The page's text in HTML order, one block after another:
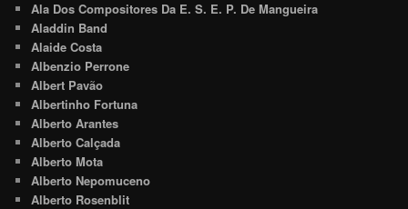
Ala Dos Compositores Da E. S. E. P. De Mangueira
Aladdin Band
Alaide Costa
Albenzio Perrone
Albert Pavão
Albertinho Fortuna
Alberto Arantes
Alberto Calçada
Alberto Mota
Alberto Nepomuceno
Alberto Rosenblit